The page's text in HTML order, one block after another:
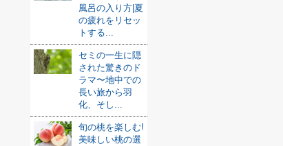
風呂の入り方|夏
の疲れをリセッ
トする...
セミの一生に隠
された驚きのド
ラマ〜地中での
長い旅から羽
化、そし...
旬の桃を楽しむ!
美味しい桃の選